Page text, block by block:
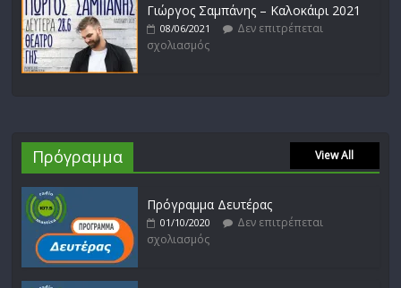
Γιώργος Σαμπάνης – Καλοκάιρι 2021
08/06/2021
Δεν επιτρέπεται
σχολιασμός
Πρόγραμμα View All
Πρόγραμμα Δευτέρας
01/10/2020
Δεν επιτρέπεται
σχολιασμός